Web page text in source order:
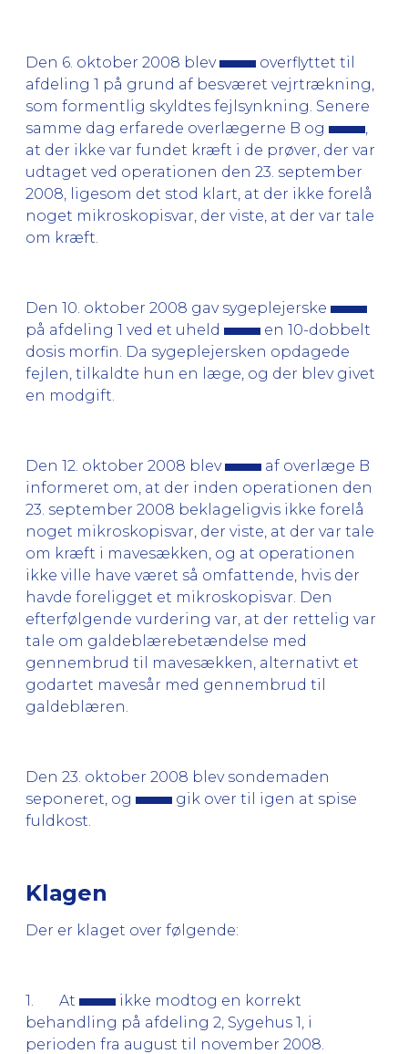
Den 6. oktober 2008 blev
overflyttet til
afdeling 1 på grund af besværet vejrtrækning,
som formentlig skyldtes fejlsynkning. Senere
samme dag erfarede overlægerne B og
at der ikke var fundet kræft i de prøver, der var
udtaget ved operationen den 23. september
2008, ligesom det stod klart, at der ikke forelå
noget mikroskopisvar, der viste, at der var tale
om kræft.
Den 10. oktober 2008 gav sygeplejerske
på afdeling 1 ved et uheld
en 10-dobbelt
dosis morfin. Da sygeplejersken opdagede
fejlen, tilkaldte hun en læge, og der blev givet
en modgift.
Den 12. oktober 2008 blev
af overlæge B
informeret om, at der inden operationen den
23. september 2008 beklageligvis ikke forelå
noget mikroskopisvar, der viste, at der var tale
om kræft i mavesækken, og at operationen
ikke ville have været så omfattende, hvis der
havde foreligget et mikroskopisvar. Den
efterfølgende vurdering var, at der rettelig var
tale om galdeblærebetændelse med
gennembrud til mavesækken, alternativt et
godartet mavesår med gennembrud til
galdeblæren.
Den 23. oktober 2008 blev sondemaden
seponeret, og
gik over til igen at spise
fuldkost.
Klagen
Der er klaget over følgende:
1. At
ikke modtog en korrekt
behandling på afdeling 2, Sygehus 1, i
perioden fra august til november 2008.